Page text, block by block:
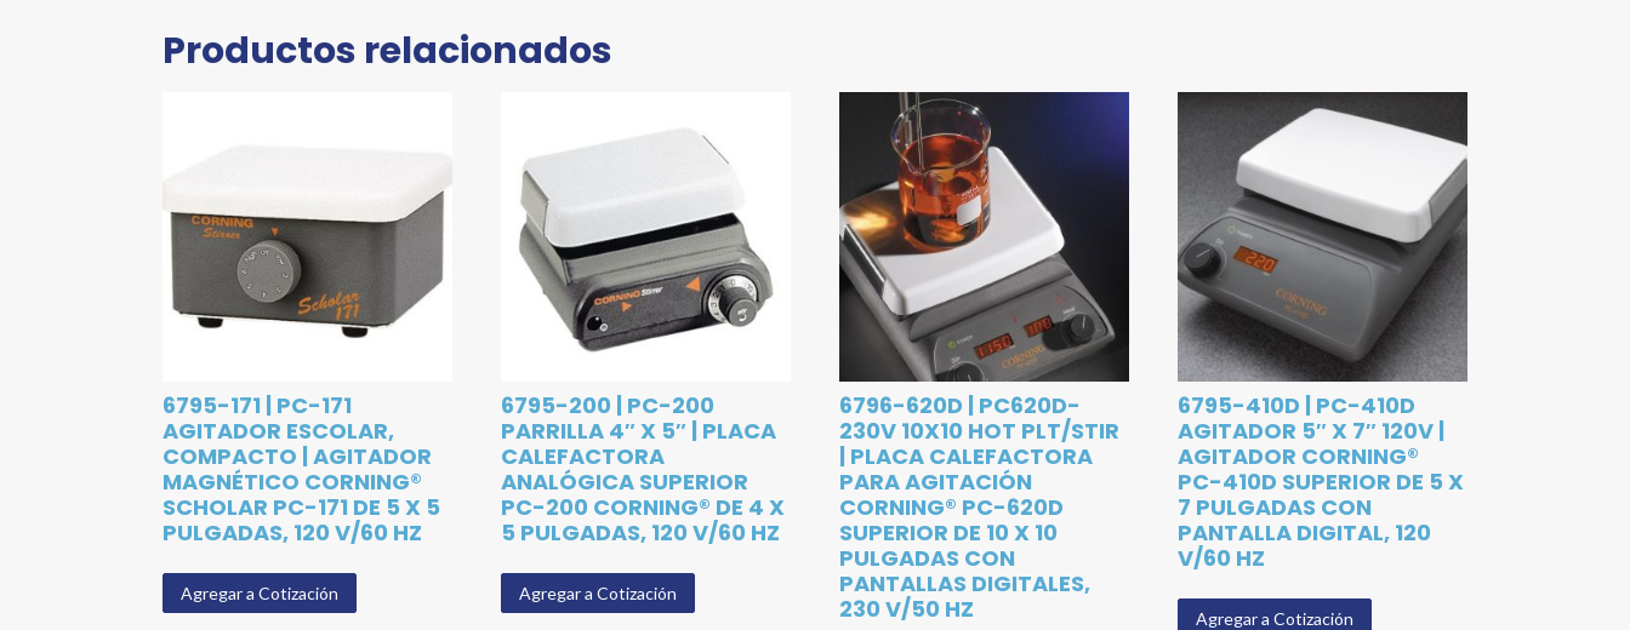
Productos relacionados
6795-171 | PC-171
AGITADOR ESCOLAR,
COMPACTO | AGITADOR
MAGNÉTICO CORNING®
SCHOLAR PC-171 DE 5 X 5
PULGADAS, 120 V/60 HZ
Agregar a Cotización
6795-200 | PC-200
PARRILLA 4″ X 5″ | PLACA
CALEFACTORA
ANALÓGICA SUPERIOR
PC-200 CORNING® DE 4 X
5 PULGADAS, 120 V/60 HZ
Agregar a Cotización
6796-620D | PC620D-
230V 10X10 HOT PLT/STIR
| PLACA CALEFACTORA
PARA AGITACIÓN
CORNING® PC-620D
SUPERIOR DE 10 X 10
PULGADAS CON
PANTALLAS DIGITALES,
230 V/50 HZ
6795-410D | PC-410D
AGITADOR 5″ X 7″ 120V |
AGITADOR CORNING®
PC-410D SUPERIOR DE 5 X
7 PULGADAS CON
PANTALLA DIGITAL, 120
V/60 HZ
Agregar a Cotización